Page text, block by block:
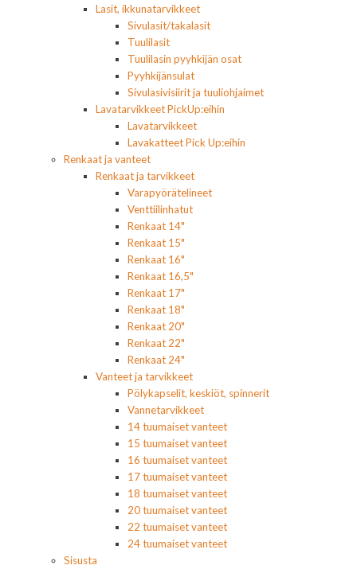
Lasit, ikkunatarvikkeet
Sivulasit/takalasit
Tuulilasit
Tuulilasin pyyhkijän osat
Pyyhkijänsulat
Sivulasivisiirit ja tuuliohjaimet
Lavatarvikkeet PickUp:eihin
Lavatarvikkeet
Lavakatteet Pick Up:eihin
Renkaat ja vanteet
Renkaat ja tarvikkeet
Varapyörätelineet
Venttiilinhatut
Renkaat 14"
Renkaat 15"
Renkaat 16"
Renkaat 16,5"
Renkaat 17"
Renkaat 18"
Renkaat 20"
Renkaat 22"
Renkaat 24"
Vanteet ja tarvikkeet
Pölykapselit, keskiöt, spinnerit
Vannetarvikkeet
14 tuumaiset vanteet
15 tuumaiset vanteet
16 tuumaiset vanteet
17 tuumaiset vanteet
18 tuumaiset vanteet
20 tuumaiset vanteet
22 tuumaiset vanteet
24 tuumaiset vanteet
Sisusta